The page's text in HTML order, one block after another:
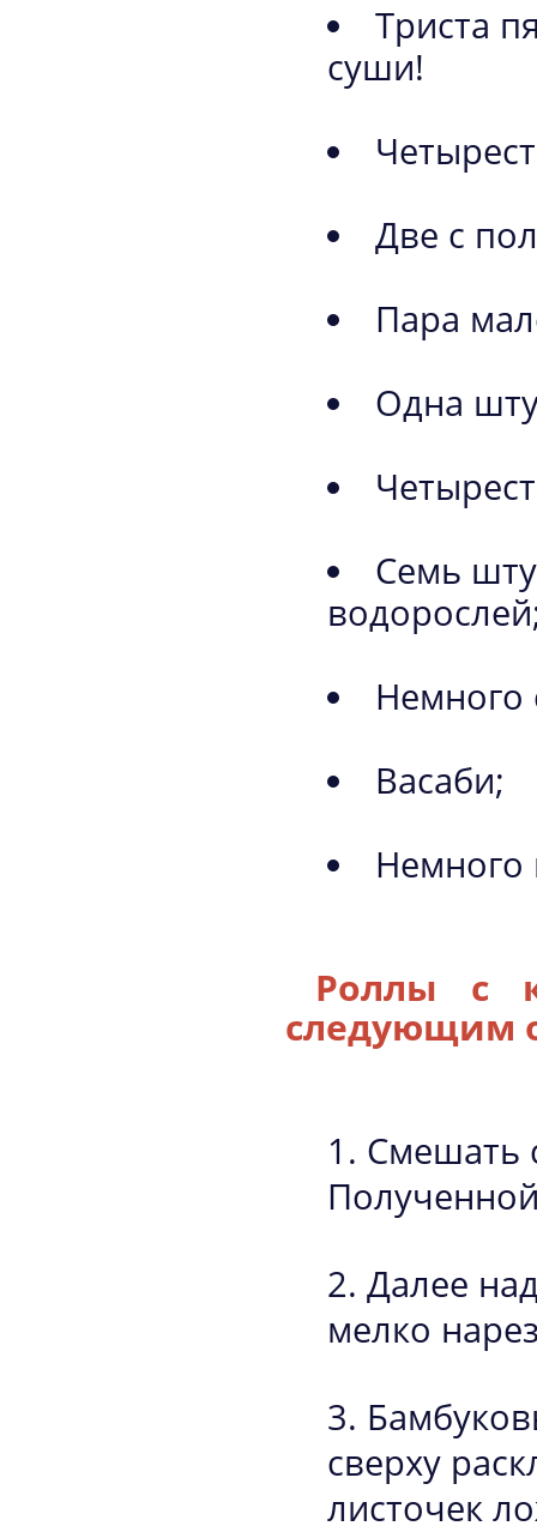
Триста
суши!
Две с
Пара
Одна
Семь
Немного
Васаби;
Немного
Роллы с
следующим
Смешать
Далее
мелко
сверху
листочек